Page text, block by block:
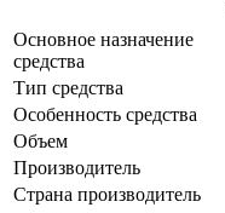
Основное назначение
средства
Тип средства
Особенность средства
Объем
Производитель
Страна производитель